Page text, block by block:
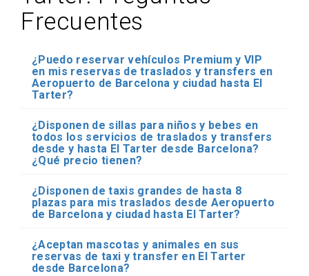
Frecuentes
¿Puedo reservar vehículos Premium y VIP
en mis reservas de traslados y transfers en
Aeropuerto de Barcelona y ciudad hasta El
Tarter?
¿Disponen de sillas para niños y bebes en
todos los servicios de traslados y transfers
desde y hasta El Tarter desde Barcelona?
¿Qué precio tienen?
¿Disponen de taxis grandes de hasta 8
plazas para mis traslados desde Aeropuerto
de Barcelona y ciudad hasta El Tarter?
¿Aceptan mascotas y animales en sus
reservas de taxi y transfer en El Tarter
desde Barcelona?